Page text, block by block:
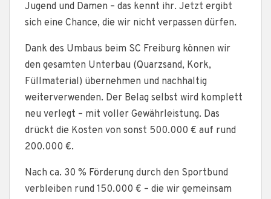
Jugend und Damen – das kennt ihr. Jetzt ergibt
sich eine Chance, die wir nicht verpassen dürfen.
Dank des Umbaus beim SC Freiburg können wir
den gesamten Unterbau (Quarzsand, Kork,
Füllmaterial) übernehmen und nachhaltig
weiterverwenden. Der Belag selbst wird komplett
neu verlegt – mit voller Gewährleistung. Das
drückt die Kosten von sonst 500.000 € auf rund
200.000 €.
Nach ca. 30 % Förderung durch den Sportbund
verbleiben rund 150.000 € – die wir gemeinsam